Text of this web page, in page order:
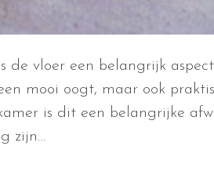
de vloer een belangrijk
mooi oogt, maar ook
is dit een belangrijke
zijn…